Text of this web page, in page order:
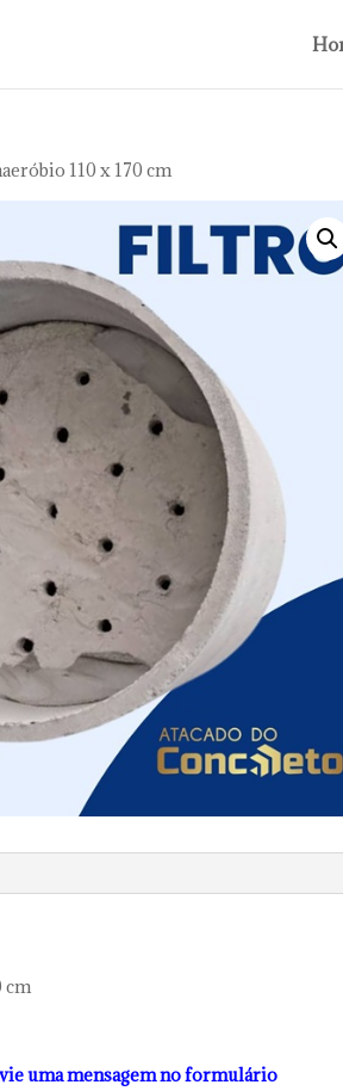
110 x 170 cm
cm
uma mensagem no formulário